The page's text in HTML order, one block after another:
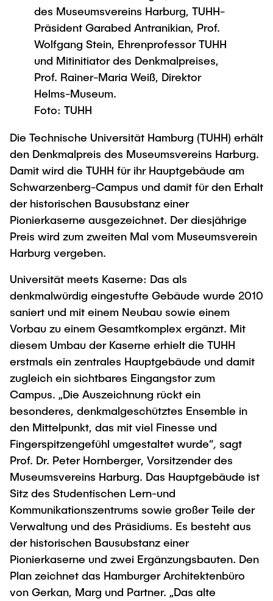
Newsroom
Press Release
Flyers and brochures
University magazine spektrum
Events
Working at TU Hamburg
Faculty recruiting
Information for new employees
Internal Information
Advice and contact
New@tuhh
Around student life
study organization
AI in Education
After Graduation
Alumni
Career Center
Graduate Academy
Doctoral Degrees
UNU HUB "Engineering to Face Climate
Change"
Research Funding
Early Career Research Support
Good Scientific Practice
Future Lectures
Team
Research & Transfer News
"Biobased Processes and Reactor
Technologies"
Process Engineering
Study programs
Research and Institutes
Technology and Innovation in Education
News
Research and Institutes
Management Sciences and Technology
Study Programs
Research and Institutes
Mechanical Engineering
Study programs
Research and institutes
Joint School of Multidisciplinary Studies
Institutes
Overview
Intercultural Hub
International Scholars & Guests
Partnerships and Strategy
Study Exchange Partnerships
How to establish partnerships
Strategy
ECIU University
Contacts & International Team
des Museumsvereins Harburg, TUHH-
Präsident Garabed Antranikian, Prof.
Wolfgang Stein, Ehrenprofessor TUHH
und Mitinitiator des Denkmalpreises,
Prof. Rainer-Maria Weiß, Direktor
Helms-Museum.
Foto: TUHH
Die Technische Universität Hamburg (TUHH) erhält
den Denkmalpreis des Museumsvereins Harburg.
Damit wird die TUHH für ihr Hauptgebäude am
Schwarzenberg-Campus und damit für den Erhalt
der historischen Bausubstanz einer
Pionierkaserne ausgezeichnet. Der diesjährige
Preis wird zum zweiten Mal vom Museumsverein
Harburg vergeben.
Universität meets Kaserne: Das als
denkmalwürdig eingestufte Gebäude wurde 2010
saniert und mit einem Neubau sowie einem
Vorbau zu einem Gesamtkomplex ergänzt. Mit
diesem Umbau der Kaserne erhielt die TUHH
erstmals ein zentrales Hauptgebäude und damit
zugleich ein sichtbares Eingangstor zum
Campus. „Die Auszeichnung rückt ein
besonderes, denkmalgeschütztes Ensemble in
den Mittelpunkt, das mit viel Finesse und
Fingerspitzengefühl umgestaltet wurde“, sagt
Prof. Dr. Peter Hornberger, Vorsitzender des
Museumsvereins Harburg. Das Hauptgebäude ist
Sitz des Studentischen Lern-und
Kommunikationszentrums sowie großer Teile der
Verwaltung und des Präsidiums. Es besteht aus
der historischen Bausubstanz einer
Pionierkaserne und zwei Ergänzungsbauten. Den
Plan zeichnet das Hamburger Architektenbüro
von Gerkan, Marg und Partner. „Das alte